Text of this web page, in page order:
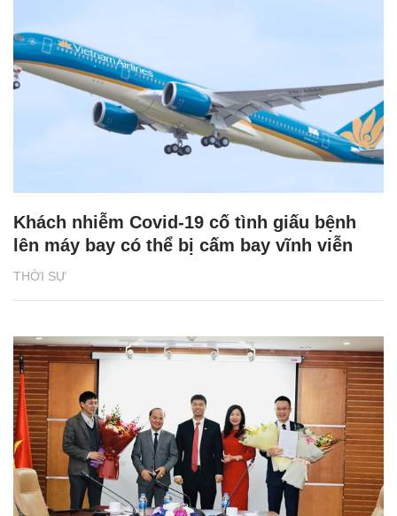
THỜI SỰ
Khách nhiễm Covid-19 cố tình giấu bệnh
lên máy bay có thể bị cấm bay vĩnh viễn